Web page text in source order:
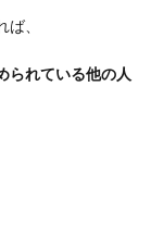
、
られている他の人